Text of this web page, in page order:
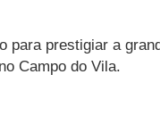
prestigiar a
Campo do Vila.